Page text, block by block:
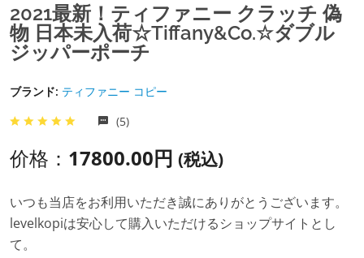
2021最新！ティファニー クラッチ 偽
物 日本未入荷☆Tiffany&Co.☆ダブル
ジッパーポーチ
ブランド: ティファニー コピー
(5)
价格： 17800.00円 (税込)
いつも当店をお利用いただき誠にありがとうございます。
levelkopiは安心して購入いただけるショップサイトとし
て。